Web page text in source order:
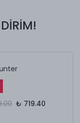
₺ 719.40